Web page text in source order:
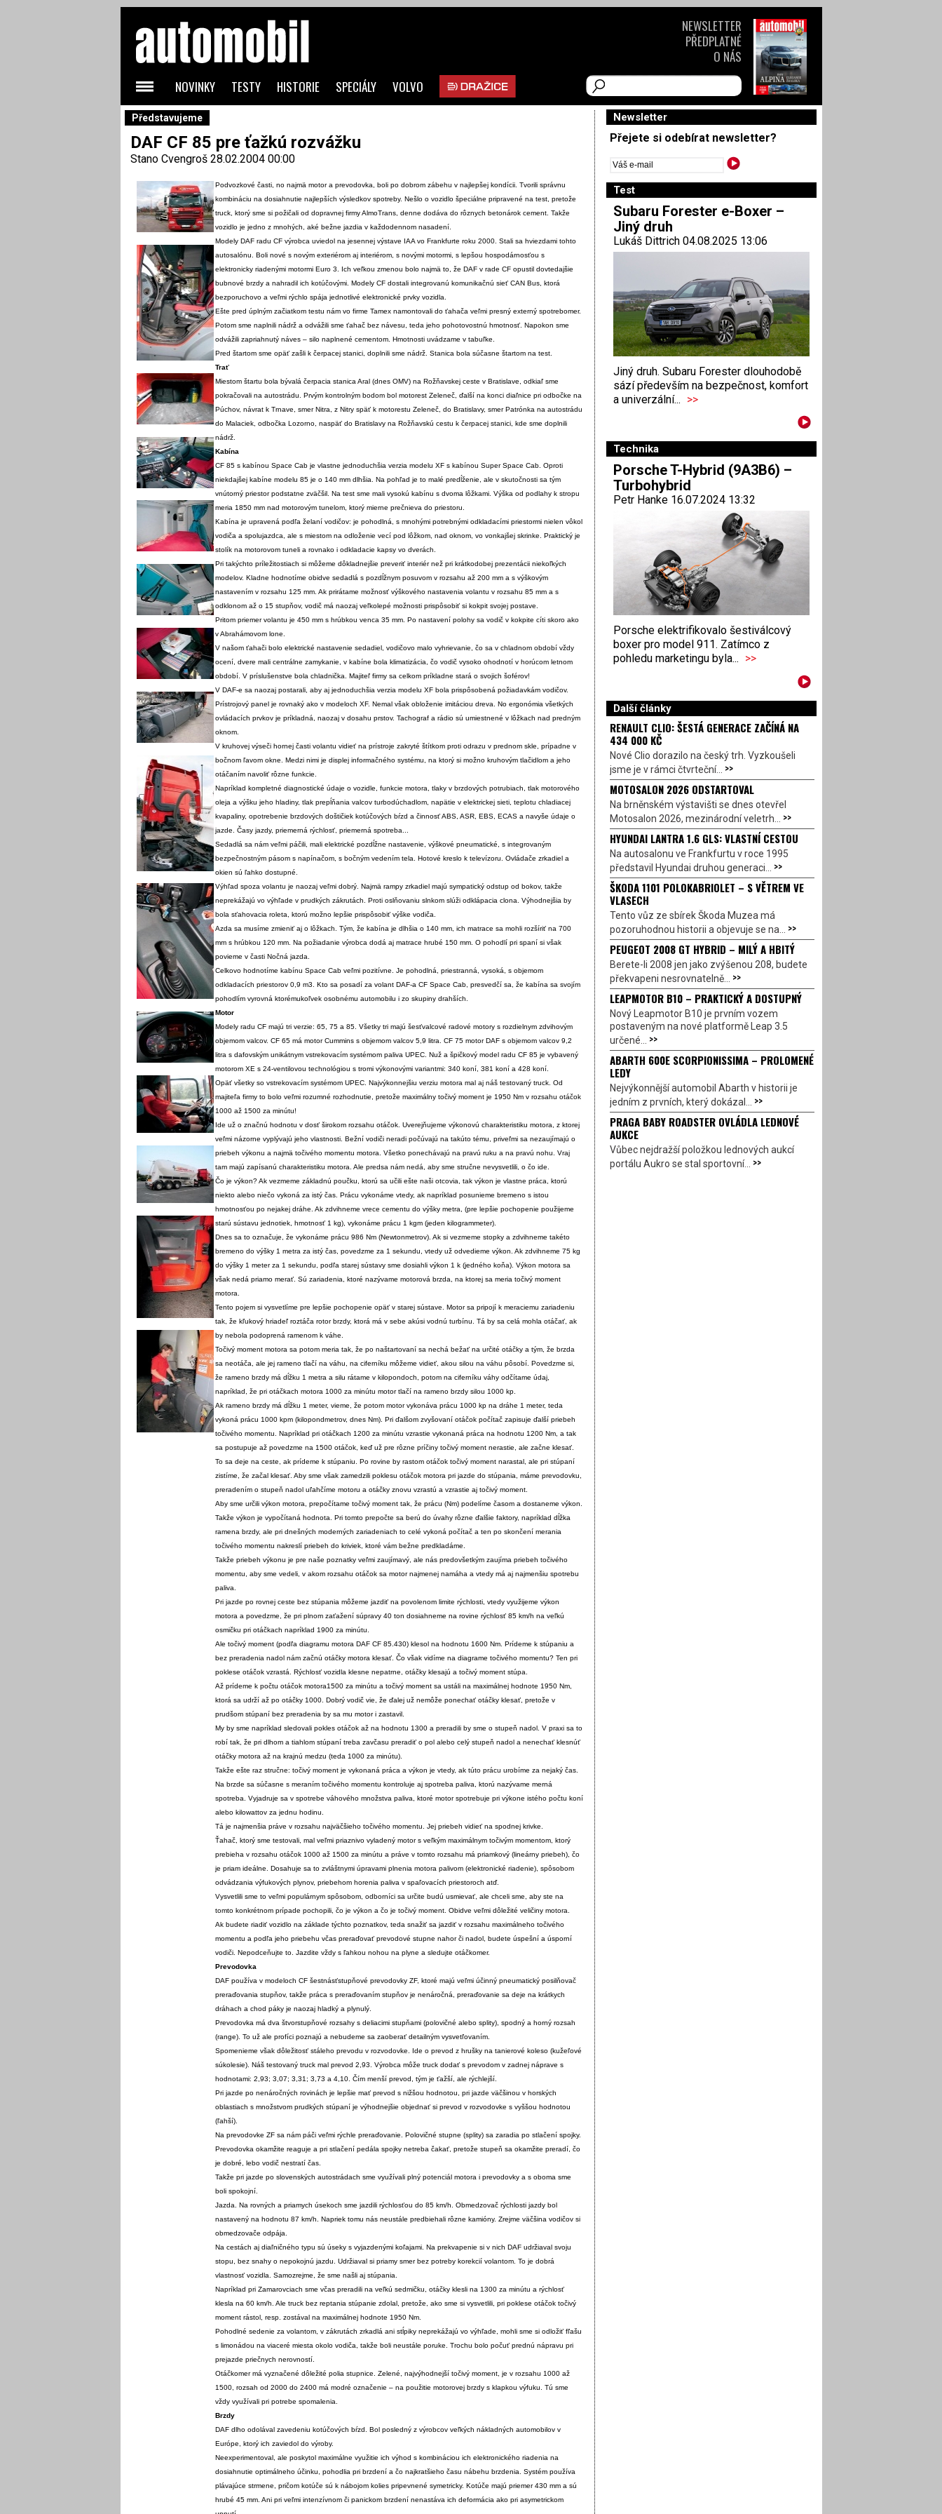
Představujeme
DAF CF 85 pre ťažkú rozvážku
Stano Cvengroš28.02.2004 00:00
Podvozkové časti, no najmä motor a prevodovka, boli po dobrom zábehu v najlepšej kondícii. Tvorili správnu
kombináciu na dosiahnutie najlepších výsledkov spotreby. Nešlo o vozidlo špeciálne pripravené na test, pretože
truck, ktorý sme si požičali od dopravnej firmy AlmoTrans, denne dodáva do rôznych betonárok cement. Takže
vozidlo je jedno z mnohých, aké bežne jazdia v každodennom nasadení.
Modely DAF radu CF výrobca uviedol na jesennej výstave IAA vo Frankfurte roku 2000. Stali sa hviezdami tohto
autosalónu. Boli nové s novým exteriérom aj interiérom, s novými motormi, s lepšou hospodárnosťou s
elektronicky riadenými motormi Euro 3. Ich veľkou zmenou bolo najmä to, že DAF v rade CF opustil dovtedajšie
bubnové brzdy a nahradil ich kotúčovými. Modely CF dostali integrovanú komunikačnú sieť CAN Bus, ktorá
bezporuchovo a veľmi rýchlo spája jednotlivé elektronické prvky vozidla.
Ešte pred úplným začiatkom testu nám vo firme Tamex namontovali do ťahača veľmi presný externý spotrebomer.
Potom sme naplnili nádrž a odvážili sme ťahač bez návesu, teda jeho pohotovostnú hmotnosť. Napokon sme
odvážili zapriahnutý náves – silo naplnené cementom. Hmotnosti uvádzame v tabuľke.
Pred štartom sme opäť zašli k čerpacej stanici, doplnili sme nádrž. Stanica bola súčasne štartom na test.
Trať
Miestom štartu bola bývalá čerpacia stanica Aral (dnes OMV) na Rožňavskej ceste v Bratislave, odkiaľ sme
pokračovali na autostrádu. Prvým kontrolným bodom bol motorest Zeleneč, ďalší na konci diaľnice pri odbočke na
Púchov, návrat k Trnave, smer Nitra, z Nitry späť k motorestu Zeleneč, do Bratislavy, smer Patrónka na autostrádu
do Malaciek, odbočka Lozorno, naspäť do Bratislavy na Rožňavskú cestu k čerpacej stanici, kde sme doplnili
nádrž.
Kabína
CF 85 s kabínou Space Cab je vlastne jednoduchšia verzia modelu XF s kabínou Super Space Cab. Oproti
niekdajšej kabíne modelu 85 je o 140 mm dlhšia. Na pohľad je to malé predĺženie, ale v skutočnosti sa tým
vnútorný priestor podstatne zväčšil. Na test sme mali vysokú kabínu s dvoma lôžkami. Výška od podlahy k stropu
meria 1850 mm nad motorovým tunelom, ktorý mierne prečnieva do priestoru.
Kabína je upravená podľa želaní vodičov: je pohodlná, s mnohými potrebnými odkladacími priestormi nielen vôkol
vodiča a spolujazdca, ale s miestom na odloženie vecí pod lôžkom, nad oknom, vo vonkajšej skrinke. Praktický je
stolík na motorovom tuneli a rovnako i odkladacie kapsy vo dverách.
Pri takýchto príležitostiach si môžeme dôkladnejšie preveriť interiér než pri krátkodobej prezentácii niekoľkých
modelov. Kladne hodnotíme obidve sedadlá s pozdĺžnym posuvom v rozsahu až 200 mm a s výškovým
nastavením v rozsahu 125 mm. Ak prirátame možnosť výškového nastavenia volantu v rozsahu 85 mm a s
odklonom až o 15 stupňov, vodič má naozaj veľkolepé možnosti prispôsobiť si kokpit svojej postave.
Pritom priemer volantu je 450 mm s hrúbkou venca 35 mm. Po nastavení polohy sa vodič v kokpite cíti skoro ako
v Abrahámovom lone.
V našom ťahači bolo elektrické nastavenie sedadiel, vodičovo malo vyhrievanie, čo sa v chladnom období vždy
ocení, dvere mali centrálne zamykanie, v kabíne bola klimatizácia, čo vodič vysoko ohodnotí v horúcom letnom
období. V príslušenstve bola chladnička. Majiteľ firmy sa celkom príkladne stará o svojich šoférov!
V DAF-e sa naozaj postarali, aby aj jednoduchšia verzia modelu XF bola prispôsobená požiadavkám vodičov.
Prístrojový panel je rovnaký ako v modeloch XF. Nemal však obloženie imitáciou dreva. No ergonómia všetkých
ovládacích prvkov je príkladná, naozaj v dosahu prstov. Tachograf a rádio sú umiestnené v lôžkach nad predným
oknom.
V kruhovej výseči hornej časti volantu vidieť na prístroje zakryté štítkom proti odrazu v prednom skle, prípadne v
bočnom ľavom okne. Medzi nimi je displej informačného systému, na ktorý si možno kruhovým tlačidlom a jeho
otáčaním navoliť rôzne funkcie.
Napríklad kompletné diagnostické údaje o vozidle, funkcie motora, tlaky v brzdových potrubiach, tlak motorového
oleja a výšku jeho hladiny, tlak prepĺňania valcov turbodúchadlom, napätie v elektrickej sieti, teplotu chladiacej
kvapaliny, opotrebenie brzdových doštičiek kotúčových bŕzd a činnosť ABS, ASR, EBS, ECAS a navyše údaje o
jazde. Časy jazdy, priemerná rýchlosť, priemerná spotreba...
Sedadlá sa nám veľmi páčili, mali elektrické pozdĺžne nastavenie, výškové pneumatické, s integrovaným
bezpečnostným pásom s napínačom, s bočným vedením tela. Hotové kreslo k televízoru. Ovládače zrkadiel a
okien sú ľahko dostupné.
Výhľad spoza volantu je naozaj veľmi dobrý. Najmä rampy zrkadiel majú sympatický odstup od bokov, takže
neprekážajú vo výhľade v prudkých zákrutách. Proti oslňovaniu slnkom slúži odklápacia clona. Výhodnejšia by
bola sťahovacia roleta, ktorú možno lepšie prispôsobiť výške vodiča.
Azda sa musíme zmieniť aj o lôžkach. Tým, že kabína je dlhšia o 140 mm, ich matrace sa mohli rozšíriť na 700
mm s hrúbkou 120 mm. Na požiadanie výrobca dodá aj matrace hrubé 150 mm. O pohodlí pri spaní si však
povieme v časti Nočná jazda.
Celkovo hodnotíme kabínu Space Cab veľmi pozitívne. Je pohodlná, priestranná, vysoká, s objemom
odkladacích priestorov 0,9 m3. Kto sa posadí za volant DAF-a CF Space Cab, presvedčí sa, že kabína sa svojím
pohodlím vyrovná ktorémukoľvek osobnému automobilu i zo skupiny drahších.
Motor
Modely radu CF majú tri verzie: 65, 75 a 85. Všetky tri majú šesťvalcové radové motory s rozdielnym zdvihovým
objemom valcov. CF 65 má motor Cummins s objemom valcov 5,9 litra. CF 75 motor DAF s objemom valcov 9,2
litra s dafovským unikátnym vstrekovacím systémom paliva UPEC. Nuž a špičkový model radu CF 85 je vybavený
motorom XE s 24-ventilovou technológiou s tromi výkonovými variantmi: 340 koní, 381 koní a 428 koní.
Opäť všetky so vstrekovacím systémom UPEC. Najvýkonnejšiu verziu motora mal aj náš testovaný truck. Od
majiteľa firmy to bolo veľmi rozumné rozhodnutie, pretože maximálny točivý moment je 1950 Nm v rozsahu otáčok
1000 až 1500 za minútu!
Ide už o značnú hodnotu v dosť širokom rozsahu otáčok. Uverejňujeme výkonovú charakteristiku motora, z ktorej
veľmi názorne vyplývajú jeho vlastnosti. Bežní vodiči neradi počúvajú na takúto tému, priveľmi sa nezaujímajú o
priebeh výkonu a najmä točivého momentu motora. Všetko ponechávajú na pravú ruku a na pravú nohu. Vraj
tam majú zapísanú charakteristiku motora. Ale predsa nám nedá, aby sme stručne nevysvetlili, o čo ide.
Čo je výkon? Ak vezmeme základnú poučku, ktorú sa učili ešte naši otcovia, tak výkon je vlastne práca, ktorú
niekto alebo niečo vykoná za istý čas. Prácu vykonáme vtedy, ak napríklad posunieme bremeno s istou
hmotnosťou po nejakej dráhe. Ak zdvihneme vrece cementu do výšky metra, (pre lepšie pochopenie použijeme
starú sústavu jednotiek, hmotnosť 1 kg), vykonáme prácu 1 kgm (jeden kilogrammeter).
Dnes sa to označuje, že vykonáme prácu 986 Nm (Newtonmetrov). Ak si vezmeme stopky a zdvihneme takéto
bremeno do výšky 1 metra za istý čas, povedzme za 1 sekundu, vtedy už odvedieme výkon. Ak zdvihneme 75 kg
do výšky 1 meter za 1 sekundu, podľa starej sústavy sme dosiahli výkon 1 k (jedného koňa). Výkon motora sa
však nedá priamo merať. Sú zariadenia, ktoré nazývame motorová brzda, na ktorej sa meria točivý moment
motora.
Tento pojem si vysvetlíme pre lepšie pochopenie opäť v starej sústave. Motor sa pripojí k meraciemu zariadeniu
tak, že kľukový hriadeľ roztáča rotor brzdy, ktorá má v sebe akúsi vodnú turbínu. Tá by sa celá mohla otáčať, ak
by nebola podoprená ramenom k váhe.
Točivý moment motora sa potom meria tak, že po naštartovaní sa nechá bežať na určité otáčky a tým, že brzda
sa neotáča, ale jej rameno tlačí na váhu, na ciferníku môžeme vidieť, akou silou na váhu pôsobí. Povedzme si,
že rameno brzdy má dĺžku 1 metra a silu rátame v kilopondoch, potom na ciferníku váhy odčítame údaj,
napríklad, že pri otáčkach motora 1000 za minútu motor tlačí na rameno brzdy silou 1000 kp.
Ak rameno brzdy má dĺžku 1 meter, vieme, že potom motor vykonáva prácu 1000 kp na dráhe 1 meter, teda
vykoná prácu 1000 kpm (kilopondmetrov, dnes Nm). Pri ďalšom zvyšovaní otáčok počítač zapisuje ďalší priebeh
točivého momentu. Napríklad pri otáčkach 1200 za minútu vzrastie vykonaná práca na hodnotu 1200 Nm, a tak
sa postupuje až povedzme na 1500 otáčok, keď už pre rôzne príčiny točivý moment nerastie, ale začne klesať.
To sa deje na ceste, ak prídeme k stúpaniu. Po rovine by rastom otáčok točivý moment narastal, ale pri stúpaní
zistíme, že začal klesať. Aby sme však zamedzili poklesu otáčok motora pri jazde do stúpania, máme prevodovku,
preradením o stupeň nadol uľahčíme motoru a otáčky znovu vzrastú a vzrastie aj točivý moment.
Aby sme určili výkon motora, prepočítame točivý moment tak, že prácu (Nm) podelíme časom a dostaneme výkon.
Takže výkon je vypočítaná hodnota. Pri tomto prepočte sa berú do úvahy rôzne ďalšie faktory, napríklad dĺžka
ramena brzdy, ale pri dnešných moderných zariadeniach to celé vykoná počítač a ten po skončení merania
točivého momentu nakreslí priebeh do kriviek, ktoré vám bežne predkladáme.
Takže priebeh výkonu je pre naše poznatky veľmi zaujímavý, ale nás predovšetkým zaujíma priebeh točivého
momentu, aby sme vedeli, v akom rozsahu otáčok sa motor najmenej namáha a vtedy má aj najmenšiu spotrebu
paliva.
Pri jazde po rovnej ceste bez stúpania môžeme jazdiť na povolenom limite rýchlosti, vtedy využijeme výkon
motora a povedzme, že pri plnom zaťažení súpravy 40 ton dosiahneme na rovine rýchlosť 85 km/h na veľkú
osmičku pri otáčkach napríklad 1900 za minútu.
Ale točivý moment (podľa diagramu motora DAF CF 85.430) klesol na hodnotu 1600 Nm. Prídeme k stúpaniu a
bez preradenia nadol nám začnú otáčky motora klesať. Čo však vidíme na diagrame točivého momentu? Ten pri
poklese otáčok vzrastá. Rýchlosť vozidla klesne nepatrne, otáčky klesajú a točivý moment stúpa.
Až prídeme k počtu otáčok motora1500 za minútu a točivý moment sa ustáli na maximálnej hodnote 1950 Nm,
ktorá sa udrží až po otáčky 1000. Dobrý vodič vie, že ďalej už nemôže ponechať otáčky klesať, pretože v
prudšom stúpaní bez preradenia by sa mu motor i zastavil.
My by sme napríklad sledovali pokles otáčok až na hodnotu 1300 a preradili by sme o stupeň nadol. V praxi sa to
robí tak, že pri dlhom a tiahlom stúpaní treba zavčasu preradiť o pol alebo celý stupeň nadol a nenechať klesnúť
otáčky motora až na krajnú medzu (teda 1000 za minútu).
Takže ešte raz stručne: točivý moment je vykonaná práca a výkon je vtedy, ak túto prácu urobíme za nejaký čas.
Na brzde sa súčasne s meraním točivého momentu kontroluje aj spotreba paliva, ktorú nazývame merná
spotreba. Vyjadruje sa v spotrebe váhového množstva paliva, ktoré motor spotrebuje pri výkone istého počtu koní
alebo kilowattov za jednu hodinu.
Tá je najmenšia práve v rozsahu najväčšieho točivého momentu. Jej priebeh vidieť na spodnej krivke.
Ťahač, ktorý sme testovali, mal veľmi priaznivo vyladený motor s veľkým maximálnym točivým momentom, ktorý
prebieha v rozsahu otáčok 1000 až 1500 za minútu a práve v tomto rozsahu má priamkový (lineárny priebeh), čo
je priam ideálne. Dosahuje sa to zvláštnymi úpravami plnenia motora palivom (elektronické riadenie), spôsobom
odvádzania výfukových plynov, priebehom horenia paliva v spaľovacích priestoroch atď.
Vysvetlili sme to veľmi populárnym spôsobom, odborníci sa určite budú usmievať, ale chceli sme, aby ste na
tomto konkrétnom prípade pochopili, čo je výkon a čo je točivý moment. Obidve veľmi dôležité veličiny motora.
Ak budete riadiť vozidlo na základe týchto poznatkov, teda snažiť sa jazdiť v rozsahu maximálneho točivého
momentu a podľa jeho priebehu včas preraďovať prevodové stupne nahor či nadol, budete úspešní a úsporní
vodiči. Nepodceňujte to. Jazdite vždy s ľahkou nohou na plyne a sledujte otáčkomer.
Prevodovka
DAF používa v modeloch CF šestnásťstupňové prevodovky ZF, ktoré majú veľmi účinný pneumatický posilňovač
preraďovania stupňov, takže práca s preraďovaním stupňov je nenáročná, preraďovanie sa deje na krátkych
dráhach a chod páky je naozaj hladký a plynulý.
Prevodovka má dva štvorstupňové rozsahy s deliacimi stupňami (polovičné alebo splity), spodný a horný rozsah
(range). To už ale profíci poznajú a nebudeme sa zaoberať detailným vysvetľovaním.
Spomenieme však dôležitosť stáleho prevodu v rozvodovke. Ide o prevod z hrušky na tanierové koleso (kužeľové
súkolesie). Náš testovaný truck mal prevod 2,93. Výrobca môže truck dodať s prevodom v zadnej náprave s
hodnotami: 2,93; 3,07; 3,31; 3,73 a 4,10. Čím menší prevod, tým je ťažší, ale rýchlejší.
Pri jazde po nenáročných rovinách je lepšie mať prevod s nižšou hodnotou, pri jazde väčšinou v horských
oblastiach s množstvom prudkých stúpaní je výhodnejšie objednať si prevod v rozvodovke s vyššou hodnotou
(ľahší).
Na prevodovke ZF sa nám páči veľmi rýchle preraďovanie. Polovičné stupne (splity) sa zaradia po stlačení spojky.
Prevodovka okamžite reaguje a pri stlačení pedála spojky netreba čakať, pretože stupeň sa okamžite preradí, čo
je dobré, lebo vodič nestratí čas.
Takže pri jazde po slovenských autostrádach sme využívali plný potenciál motora i prevodovky a s oboma sme
boli spokojní.
Jazda. Na rovných a priamych úsekoch sme jazdili rýchlosťou do 85 km/h. Obmedzovač rýchlosti jazdy bol
nastavený na hodnotu 87 km/h. Napriek tomu nás neustále predbiehali rôzne kamióny. Zrejme väčšina vodičov si
obmedzovače odpája.
Na cestách aj diaľničného typu sú úseky s vyjazdenými koľajami. Na prekvapenie si v nich DAF udržiaval svoju
stopu, bez snahy o nepokojnú jazdu. Udržiaval si priamy smer bez potreby korekcií volantom. To je dobrá
vlastnosť vozidla. Samozrejme, že sme našli aj stúpania.
Napríklad pri Zamarovciach sme včas preradili na veľkú sedmičku, otáčky klesli na 1300 za minútu a rýchlosť
klesla na 60 km/h. Ale truck bez reptania stúpanie zdolal, pretože, ako sme si vysvetlili, pri poklese otáčok točivý
moment rástol, resp. zostával na maximálnej hodnote 1950 Nm.
Pohodlné sedenie za volantom, v zákrutách zrkadlá ani stĺpiky neprekážajú vo výhľade, mohli sme si odložiť fľašu
s limonádou na viaceré miesta okolo vodiča, takže boli neustále poruke. Trochu bolo počuť prednú nápravu pri
prejazde priečnych nerovností.
Otáčkomer má vyznačené dôležité polia stupnice. Zelené, najvýhodnejší točivý moment, je v rozsahu 1000 až
1500, rozsah od 2000 do 2400 má modré označenie – na použitie motorovej brzdy s klapkou výfuku. Tú sme
vždy využívali pri potrebe spomalenia.
Brzdy
DAF dlho odolával zavedeniu kotúčových bŕzd. Bol posledný z výrobcov veľkých nákladných automobilov v
Európe, ktorý ich zaviedol do výroby.
Neexperimentoval, ale poskytol maximálne využitie ich výhod s kombináciou ich elektronického riadenia na
dosiahnutie optimálneho účinku, pohodlia pri brzdení a čo najkratšieho času nábehu brzdenia. Systém používa
plávajúce strmene, pričom kotúče sú k nábojom kolies pripevnené symetricky. Kotúče majú priemer 430 mm a sú
hrubé 45 mm. Ani pri veľmi intenzívnom či panickom brzdení nenastáva ich deformácia ako pri asymetrickom
Newsletter
Přejete si odebírat newsletter?
Test
Subaru Forester e-Boxer –
Jiný druh
Lukáš Dittrich 04.08.2025 13:06
Jiný druh. Subaru Forester dlouhodobě
sází především na bezpečnost, komfort
a univerzální... >>
Technika
Porsche T-Hybrid (9A3B6) –
Turbohybrid
Petr Hanke 16.07.2024 13:32
Porsche elektrifikovalo šestiválcový
boxer pro model 911. Zatímco z
pohledu marketingu byla... >>
Další články
RENAULT CLIO: ŠESTÁ GENERACE ZAČÍNÁ NA
434 000 KČ
Nové Clio dorazilo na český trh. Vyzkoušeli
jsme je v rámci čtvrteční... >>
MOTOSALON 2026 ODSTARTOVAL
Na brněnském výstavišti se dnes otevřel
Motosalon 2026, mezinárodní veletrh... >>
HYUNDAI LANTRA 1.6 GLS: VLASTNÍ CESTOU
Na autosalonu ve Frankfurtu v roce 1995
představil Hyundai druhou generaci... >>
ŠKODA 1101 POLOKABRIOLET – S VĚTREM VE
VLASECH
Tento vůz ze sbírek Škoda Muzea má
pozoruhodnou historii a objevuje se na... >>
PEUGEOT 2008 GT HYBRID – MILÝ A HBITÝ
Berete-li 2008 jen jako zvýšenou 208, budete
překvapeni nesrovnatelně... >>
LEAPMOTOR B10 – PRAKTICKÝ A DOSTUPNÝ
Nový Leapmotor B10 je prvním vozem
postaveným na nové platformě Leap 3.5
určené... >>
ABARTH 600E SCORPIONISSIMA – PROLOMENÉ
LEDY
Nejvýkonnější automobil Abarth v historii je
jedním z prvních, který dokázal... >>
PRAGA BABY ROADSTER OVLÁDLA LEDNOVÉ
AUKCE
Vůbec nejdražší položkou lednových aukcí
portálu Aukro se stal sportovní... >>
NOVINKY TESTY HISTORIE SPECIÁLY VOLVO
NEWSLETTER
PŘEDPLATNÉ
O NÁS